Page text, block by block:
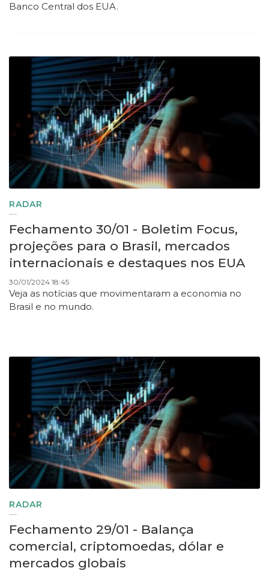
Banco Central dos EUA.
RADAR
Fechamento 30/01 - Boletim Focus,
projeções para o Brasil, mercados
internacionais e destaques nos EUA
30/01/2024 18:45
Veja as notícias que movimentaram a economia no
Brasil e no mundo.
RADAR
Fechamento 29/01 - Balança
comercial, criptomoedas, dólar e
mercados globais